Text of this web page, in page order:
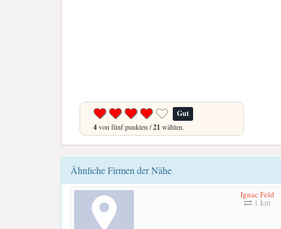
Gut
4von fünf punkten /21 wählen.
Ähnliche Firmen der Nähe
Ignac Feld
1 km